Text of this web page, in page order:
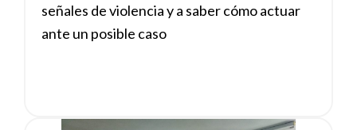
señales de violencia y a saber cómo actuar
ante un posible caso